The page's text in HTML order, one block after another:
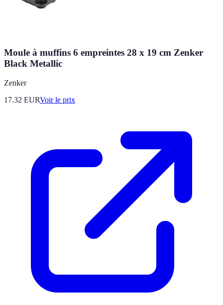
Moule à muffins 6 empreintes 28 x 19 cm Zenker
Black Metallic
Zenker
17.32 EURVoir le prix